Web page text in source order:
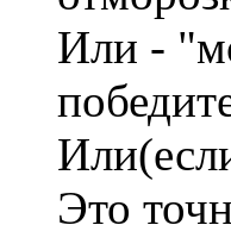
Или -
Это